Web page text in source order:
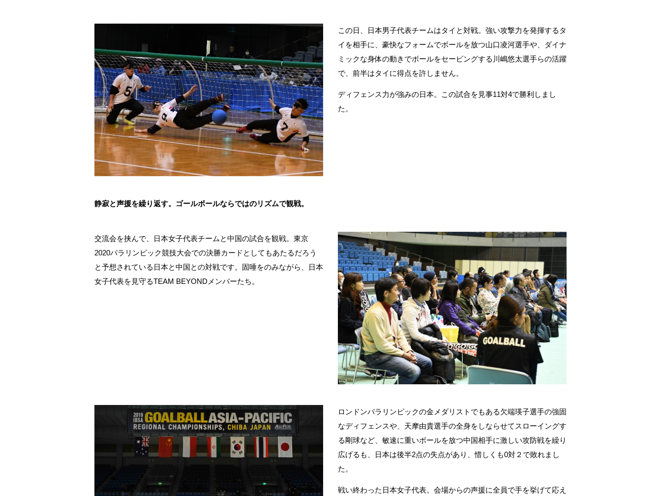
この日、日本男子代表チームはタイと対戦。強い攻撃力を発揮するタ
イを相手に、豪快なフォームでボールを放つ山口凌河選手や、ダイナ
ミックな身体の動きでボールをセービングする川嶋悠太選手らの活躍
で、前半はタイに得点を許しません。
ディフェンス力が強みの日本。この試合を見事11対4で勝利しまし
た。
静寂と声援を繰り返す。ゴールボールならではのリズムで観戦。
交流会を挟んで、日本女子代表チームと中国の試合を観戦。東京
2020パラリンピック競技大会での決勝カードとしてもあたるだろう
と予想されている日本と中国との対戦です。固唾をのみながら、日本
女子代表を見守るTEAM BEYONDメンバーたち。
ロンドンパラリンピックの金メダリストでもある欠端瑛子選手の強固
なディフェンスや、天摩由貴選手の全身をしならせてスローイングす
る剛球など、敏速に重いボールを放つ中国相手に激しい攻防戦を繰り
広げるも、日本は後半2点の失点があり、惜しくも0対２で敗れまし
た。
戦い終わった日本女子代表。会場からの声援に全員で手を挙げて応え